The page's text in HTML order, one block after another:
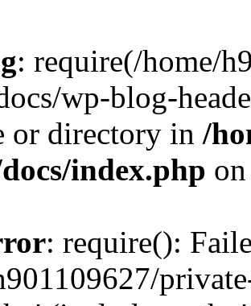
: require(/home/
wp-blog-
or directory in /
index.php
: require():